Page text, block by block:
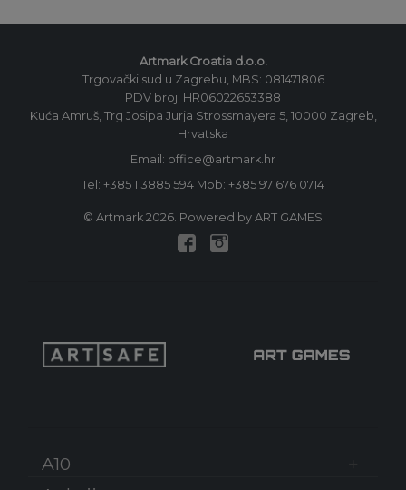
Artmark Croatia d.o.o.
Trgovački sud u Zagrebu, MBS: 081471806
PDV broj: HR06022653388
Kuća Amruš, Trg Josipa Jurja Strossmayera 5, 10000 Zagreb,
Hrvatska
Email: office@artmark.hr
Tel: +385 1 3885 594 Mob: +385 97 676 0714
© Artmark 2026. Powered by ART GAMES
A10